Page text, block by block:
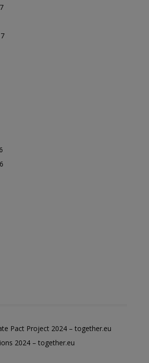
Pact Project 2024 – together.eu
2024 – together.eu